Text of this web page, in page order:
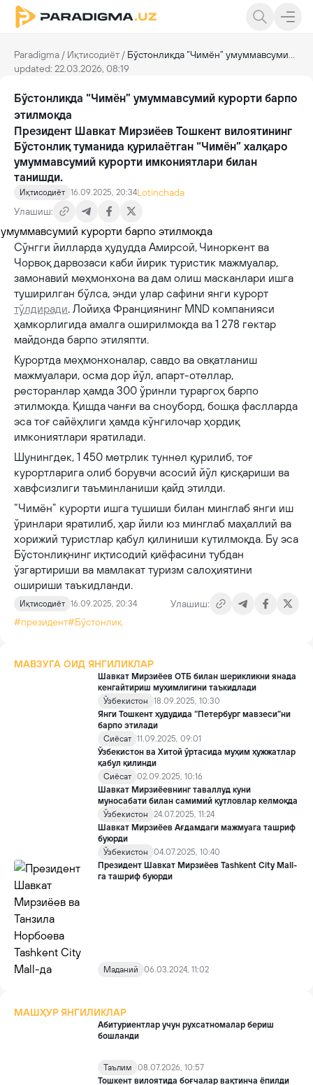
Paradigma / Иқтисодиёт / Бўстонлиқда “Чимён” умуммавсумий курорти барпо этилмоқда
updated: 22.03.2026, 08:19
Бўстонлиқда “Чимён” умуммавсумий курорти барпо
этилмоқда
Президент Шавкат Мирзиёев Тошкент вилоятининг
Бўстонлиқ туманида қурилаётган “Чимён” халқаро
умуммавсумий курорти имкониятлари билан
танишди.
Иқтисодиёт 16.09.2025, 20:34Lotinchada
Улашиш:
Сўнгги йилларда ҳудудда Амирсой, Чиноркент ва
Чорвоқ дарвозаси каби йирик туристик мажмуалар,
замонавий меҳмонхона ва дам олиш масканлари ишга
туширилган бўлса, энди улар сафини янги курорт
тўлдиради. Лойиҳа Франциянинг MND компанияси
ҳамкорлигида амалга оширилмоқда ва 1 278 гектар
майдонда барпо этиляпти.
Курортда меҳмонхоналар, савдо ва овқатланиш
мажмуалари, осма дор йўл, апарт-отеллар,
ресторанлар ҳамда 300 ўринли тураргоҳ барпо
этилмоқда. Қишда чанғи ва сноуборд, бошқа фаслларда
эса тоғ сайёҳлиги ҳамда кўнгилочар ҳордиқ
имкониятлари яратилади.
Шунингдек, 1 450 метрлик туннел қурилиб, тоғ
курортларига олиб борувчи асосий йўл қисқариши ва
хавфсизлиги таъминланиши қайд этилди.
“Чимён” курорти ишга тушиши билан минглаб янги иш
ўринлари яратилиб, ҳар йили юз минглаб маҳаллий ва
хорижий туристлар қабул қилиниши кутилмоқда. Бу эса
Бўстонлиқнинг иқтисодий қиёфасини тубдан
ўзгартириши ва мамлакат туризм салоҳиятини
ошириши таъкидланди.
Иқтисодиёт 16.09.2025, 20:34
Улашиш:
#президент#Бўстонлиқ
МАВЗУГА ОИД ЯНГИЛИКЛАР
Шавкат Мирзиёев ОТБ билан шерикликни янада
кенгайтириш муҳимлигини таъкидлади
Ўзбекистон
18.09.2025, 10:30
Янги Тошкент ҳудудида “Петербург мавзеси”ни
барпо этилади
Сиёсат 11.09.2025, 09:01
Ўзбекистон ва Хитой ўртасида муҳим ҳужжатлар
қабул қилинди
Сиёсат 02.09.2025, 10:16
Шавкат Мирзиёевнинг таваллуд куни
муносабати билан самимий қутловлар келмоқда
Ўзбекистон
24.07.2025, 11:24
Шавкат Мирзиёев Ағдамдаги мажмуага ташриф
буюрди
Ўзбекистон
04.07.2025, 10:40
Президент Шавкат Мирзиёев Tashkent City Mall-
га ташриф буюрди
Маданий 06.03.2024, 11:02
МАШҲУР ЯНГИЛИКЛАР
Абитуриентлар учун рухсатномалар бериш
бошланди
Таълим
08.07.2026, 10:57
Тошкент вилоятида боғчалар вақтинча ёпилди